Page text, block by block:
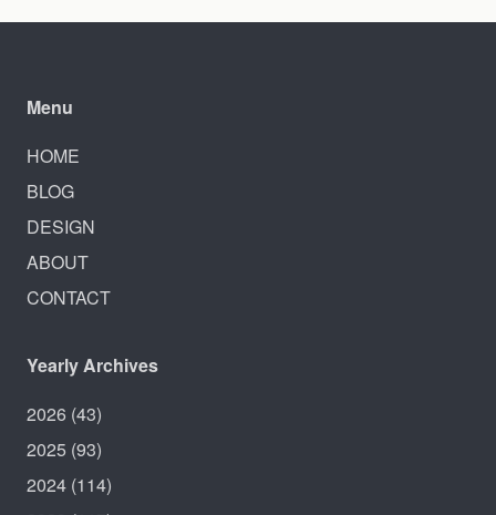
Menu
HOME
BLOG
DESIGN
ABOUT
CONTACT
Yearly Archives
2026 (43)
2025 (93)
2024 (114)